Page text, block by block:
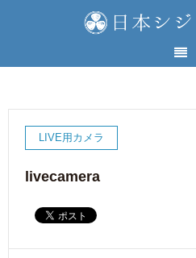
LIVE用カメラ
livecamera